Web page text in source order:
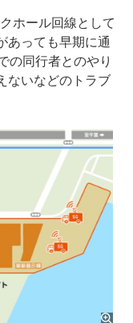
ホール回線として
あっても早期に通
の同行者とのやり
ないなどのトラブ